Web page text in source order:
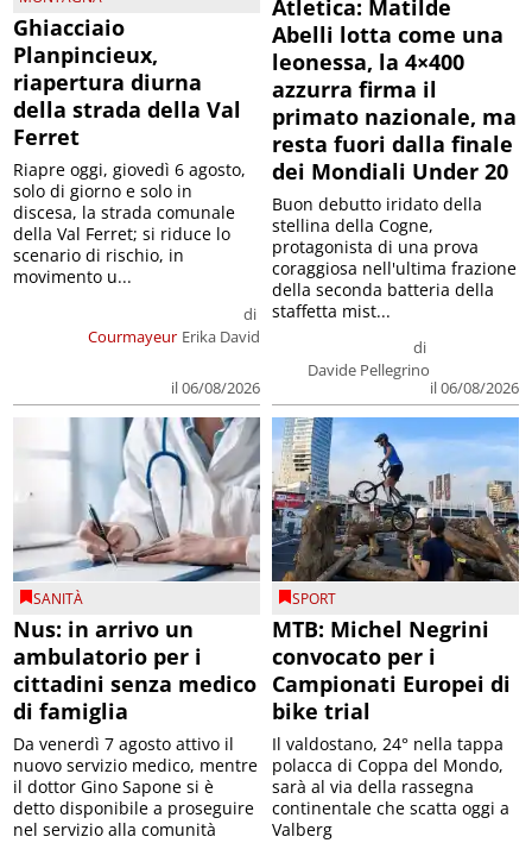
Ghiacciaio
Planpincieux,
riapertura diurna
della strada della Val
Ferret
Courmayeur
di
Erika David
il 06/08/2026
Riapre oggi, giovedì 6 agosto,
solo di giorno e solo in
discesa, la strada comunale
della Val Ferret; si riduce lo
scenario di rischio, in
movimento u...
Atletica: Matilde
Abelli lotta come una
leonessa, la 4×400
azzurra firma il
primato nazionale, ma
resta fuori dalla finale
dei Mondiali Under 20
di
Davide Pellegrino
il 06/08/2026
Buon debutto iridato della
stellina della Cogne,
protagonista di una prova
coraggiosa nell'ultima frazione
della seconda batteria della
staffetta mist...
SANITÀ
Nus: in arrivo un
ambulatorio per i
cittadini senza medico
di famiglia
Da venerdì 7 agosto attivo il
nuovo servizio medico, mentre
il dottor Gino Sapone si è
detto disponibile a proseguire
nel servizio alla comunità
SPORT
MTB: Michel Negrini
convocato per i
Campionati Europei di
bike trial
Il valdostano, 24° nella tappa
polacca di Coppa del Mondo,
sarà al via della rassegna
continentale che scatta oggi a
Valberg